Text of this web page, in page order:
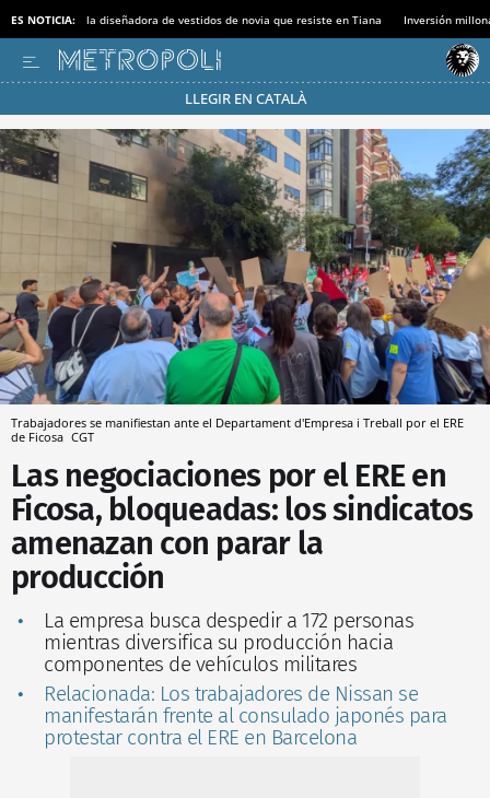
ES NOTICIA: la diseñadora de vestidos de novia que resiste en Tiana Inversión
LLEGIR EN CATALÀ
Pásate al MODO AHORRO
Trabajadores se manifiestan ante el Departament d'Empresa i Treball por el ERE
de Ficosa CGT
Las negociaciones por el ERE en
Ficosa, bloqueadas: los sindicatos
amenazan con parar la
producción
La empresa busca despedir a 172 personas
mientras diversifica su producción hacia
componentes de vehículos militares
Relacionada: Los trabajadores de Nissan se
manifestarán frente al consulado japonés para
protestar contra el ERE en Barcelona